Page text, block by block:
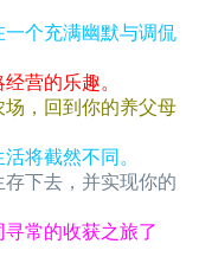
个充满幽默与调侃
营的乐趣。
，回到你的养父母
将截然不同。
下去，并实现你的
常的收获之旅了